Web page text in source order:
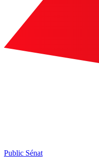
Public Sénat